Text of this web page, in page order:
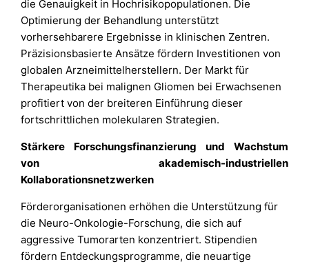
die Genauigkeit in Hochrisikopopulationen. Die
Optimierung der Behandlung unterstützt
vorhersehbarere Ergebnisse in klinischen Zentren.
Präzisionsbasierte Ansätze fördern Investitionen von
globalen Arzneimittelherstellern. Der Markt für
Therapeutika bei malignen Gliomen bei Erwachsenen
profitiert von der breiteren Einführung dieser
fortschrittlichen molekularen Strategien.
Stärkere Forschungsfinanzierung und Wachstum
von akademisch-industriellen
Kollaborationsnetzwerken
Förderorganisationen erhöhen die Unterstützung für
die Neuro-Onkologie-Forschung, die sich auf
aggressive Tumorarten konzentriert. Stipendien
fördern Entdeckungsprogramme, die neuartige